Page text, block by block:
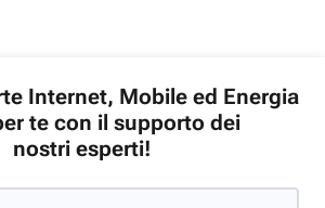
Internet, Mobile ed Energia
te con il supporto dei
nostri esperti!